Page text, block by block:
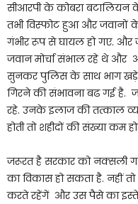
सीआरपी के कोबरा बटालियन
तभी विस्फोट हुआ और जवानों
गंभीर रूप से घायल हो गए. और
जवान मोर्चा संभाल रहे थे और
सुनकर पुलिस के साथ भाग
गिरने की संभावना बढ गई है.
रहे. उनके इलाज की तत्काल
होती तो शहीदों की संख्या कम
जरूरत है सरकार को नक्सली
का विकास हो सकता है. नहीं
करते रहेंगें और उस पैसे का